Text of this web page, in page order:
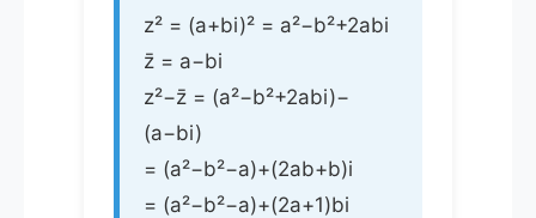
z² = (a+bi)² = a²−b²+2abi
z̄ = a−bi
z²−z̄ = (a²−b²+2abi)−
(a−bi)
= (a²−b²−a)+(2ab+b)i
= (a²−b²−a)+(2a+1)bi